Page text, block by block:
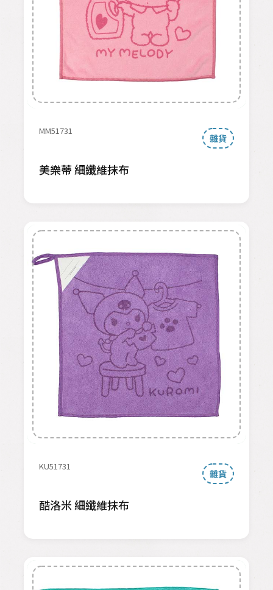
MM51731
雜貨
美樂蒂 細纖維抹布
KU51731
雜貨
酷洛米 細纖維抹布